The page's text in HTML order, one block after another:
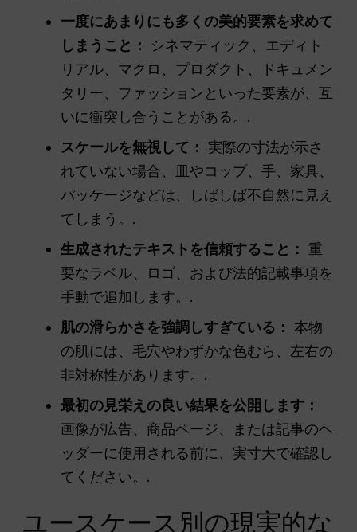
一度にあまりにも多くの美的要素を求めて
しまうこと：
シネマティック、エディト
リアル、マクロ、プロダクト、ドキュメン
タリー、ファッションといった要素が、互
いに衝突し合うことがある。.
スケールを無視して：
実際の寸法が示さ
れていない場合、皿やコップ、手、家具、
パッケージなどは、しばしば不自然に見え
てしまう。.
生成されたテキストを信頼すること： 重
要なラベル、ロゴ、および法的記載事項を
手動で追加します。.
肌の滑らかさを強調しすぎている： 本物
の肌には、毛穴やわずかな色むら、左右の
非対称性があります。.
最初の見栄えの良い結果を公開します：
画像が広告、商品ページ、または記事のヘ
ッダーに使用される前に、実寸大で確認し
てください。.
ユースケース別の現実的な